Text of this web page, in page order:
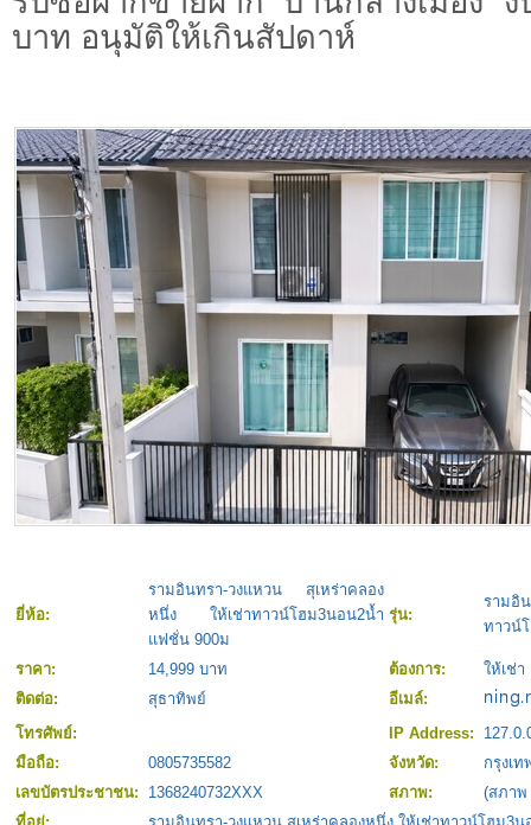
บาท อนุมัติให้เกินสัปดาห์
ยี่ห้อ:
รามอินทรา-วงแหวน สุเหร่าคลอง
หนึ่ง ให้เช่าทาวน์โฮม3นอน2น้ำ
แฟชั่น 900ม
รุ่น:
รามอิ
ทาวน์
ราคา: 14,999 บาท ต้องการ:
ให้เช่า
ติดต่อ:
สุธาทิพย์
อีเมล์:
โทรศัพย์:
IP Address:
มือถือ:
0805735582 จังหวัด:
กรุงเ
เลขบัตรประชาชน:
1368240732XXX สภาพ:
(สภาพ